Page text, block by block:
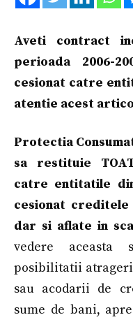
Aveti contract
perioada 2006-
cesionat catre
atentie acest
Protectia
sa restituie
catre entitatile
cesionat
dar si aflate in
vedere aceasta
posibilitatii
sau acodarii de
sume de bani,